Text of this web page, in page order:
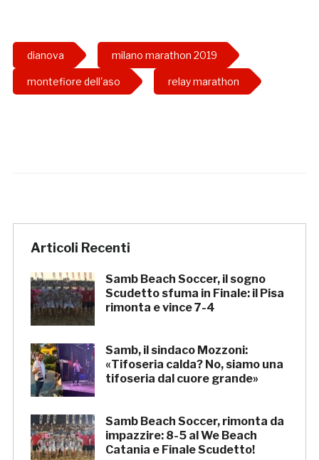
dianova milano marathon 2019
montefiore dell'aso relay marathon
Articoli Recenti
Samb Beach Soccer, il sogno
Scudetto sfuma in Finale: il Pisa
rimonta e vince 7-4
Samb, il sindaco Mozzoni:
«Tifoseria calda? No, siamo una
tifoseria dal cuore grande»
Samb Beach Soccer, rimonta da
impazzire: 8-5 al We Beach
Catania e Finale Scudetto!